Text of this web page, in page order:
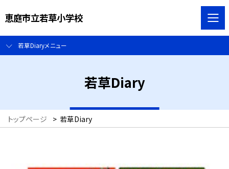
恵庭市立若草小学校
若草Diaryメニュー
若草Diary
トップページ > 若草Diary